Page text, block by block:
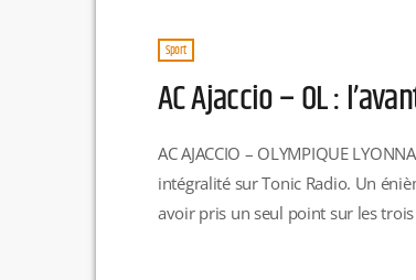
Sport
AC Ajaccio – OL :
AC AJACCIO – OLYMPIQUE
intégralité sur Tonic Radio. Un
avoir pris un seul point sur les